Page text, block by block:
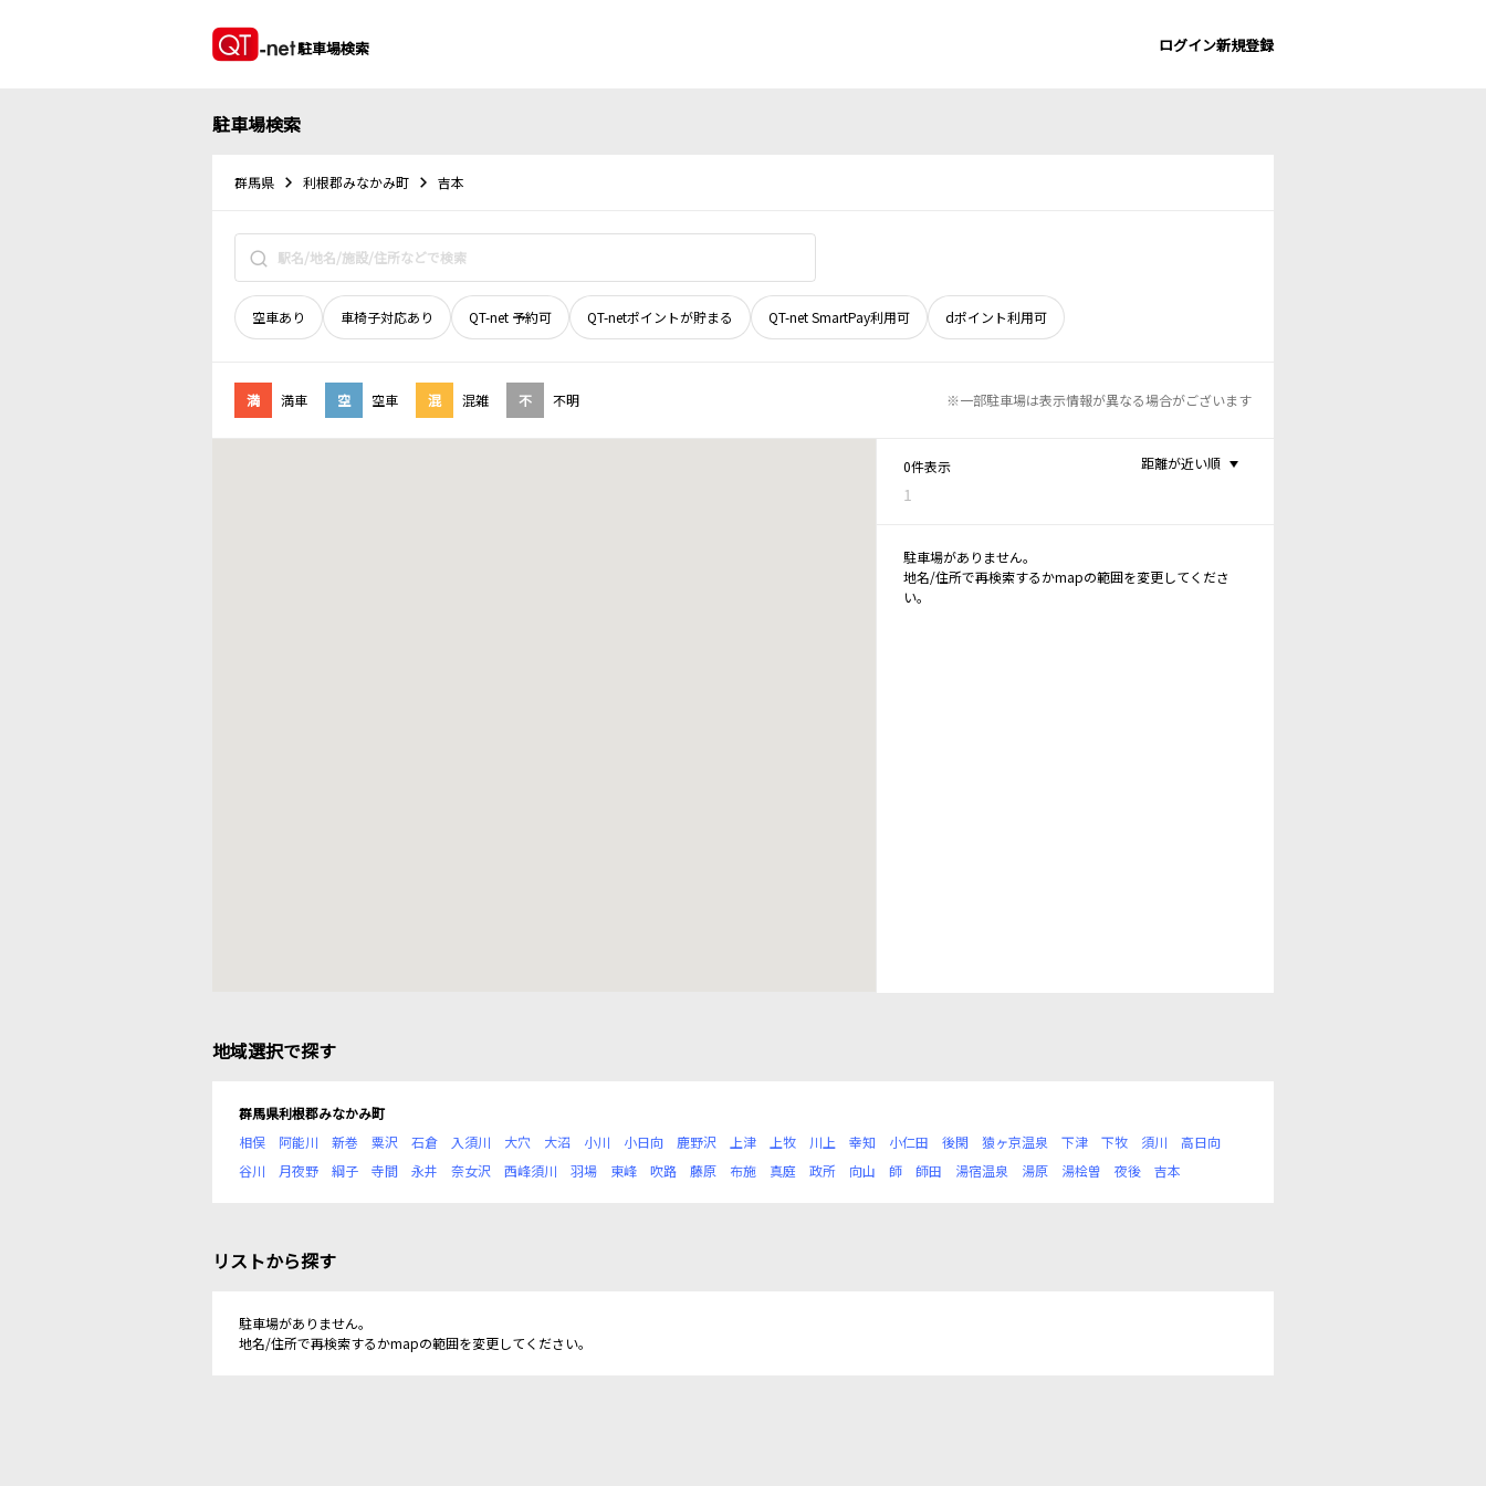
駐車場検索 ログイン新規登録
駐車場検索
群馬県 利根郡みなかみ町 吉本
空車あり 車椅子対応あり QT-net 予約可 QT-netポイントが貯まる QT-net SmartPay利用可 dポイント利用可
満 満車 空 空車 混 混雑 不 不明 ※一部駐車場は表示情報が異なる場合がございます
0件表示
1
距離が近い順
駐車場がありません。
地名/住所で再検索するかmapの範囲を変更してくださ
い。
地域選択で探す
群馬県利根郡みなかみ町
相俣
阿能川 新巻 粟沢 石倉 入須川 大穴 大沼 小川 小日向 鹿野沢 上津 上牧 川上 幸知 小仁田 後閑 猿ヶ京温泉 下津 下牧 須川
高日向
谷川
月夜野 綱子 寺間 永井 奈女沢 西峰須川 羽場 東峰 吹路 藤原 布施 真庭 政所 向山 師 師田 湯宿温泉 湯原 湯桧曽 夜後 吉本
リストから探す
駐車場がありません。
地名/住所で再検索するかmapの範囲を変更してください。